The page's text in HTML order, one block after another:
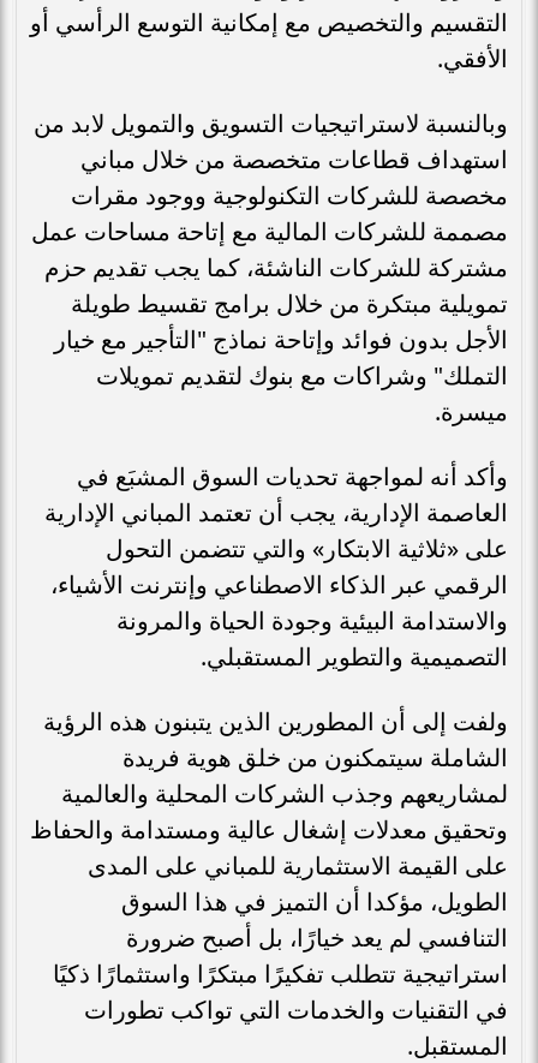
التقسيم والتخصيص مع إمكانية التوسع الرأسي أو
الأفقي.
وبالنسبة لاستراتيجيات التسويق والتمويل لابد من
استهداف قطاعات متخصصة من خلال مباني
مخصصة للشركات التكنولوجية ووجود مقرات
مصممة للشركات المالية مع إتاحة مساحات عمل
مشتركة للشركات الناشئة، كما يجب تقديم حزم
تمويلية مبتكرة من خلال برامج تقسيط طويلة
الأجل بدون فوائد وإتاحة نماذج "التأجير مع خيار
التملك" وشراكات مع بنوك لتقديم تمويلات
ميسرة.
وأكد أنه لمواجهة تحديات السوق المشبَع في
العاصمة الإدارية، يجب أن تعتمد المباني الإدارية
على «ثلاثية الابتكار» والتي تتضمن التحول
الرقمي عبر الذكاء الاصطناعي وإنترنت الأشياء،
والاستدامة البيئية وجودة الحياة والمرونة
التصميمية والتطوير المستقبلي.
ولفت إلى أن المطورين الذين يتبنون هذه الرؤية
الشاملة سيتمكنون من خلق هوية فريدة
لمشاريعهم وجذب الشركات المحلية والعالمية
وتحقيق معدلات إشغال عالية ومستدامة والحفاظ
على القيمة الاستثمارية للمباني على المدى
الطويل، مؤكدا أن التميز في هذا السوق
التنافسي لم يعد خيارًا، بل أصبح ضرورة
استراتيجية تتطلب تفكيرًا مبتكرًا واستثمارًا ذكيًا
في التقنيات والخدمات التي تواكب تطورات
المستقبل.